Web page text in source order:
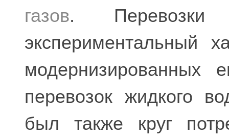
газов.
экспериментальный
модернизированных
перевозок жидкого
был также круг